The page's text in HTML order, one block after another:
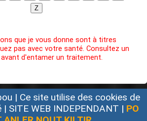
Z
que je vous donne sont à titres
pas avec votre santé. Consultez un
d'entamer un traitement.
| Ce site utilise des cookies de
SITE WEB INDEPENDANT | PO